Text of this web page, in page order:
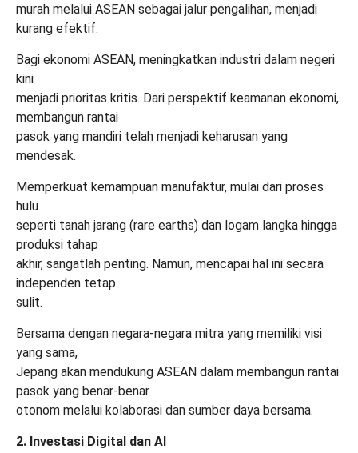
murah melalui ASEAN sebagai jalur pengalihan, menjadi
kurang efektif.
Bagi ekonomi ASEAN, meningkatkan industri dalam negeri
kini
menjadi prioritas kritis. Dari perspektif keamanan ekonomi,
membangun rantai
pasok yang mandiri telah menjadi keharusan yang
mendesak.
Memperkuat kemampuan manufaktur, mulai dari proses
hulu
seperti tanah jarang (rare earths) dan logam langka hingga
produksi tahap
akhir, sangatlah penting. Namun, mencapai hal ini secara
independen tetap
sulit.
Bersama dengan negara-negara mitra yang memiliki visi
yang sama,
Jepang akan mendukung ASEAN dalam membangun rantai
pasok yang benar-benar
otonom melalui kolaborasi dan sumber daya bersama.
2. Investasi Digital dan AI